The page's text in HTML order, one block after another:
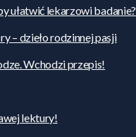
ułatwić lekarzowi badanie?
– dzieło rodzinnej pasji
Wchodzi przepis!
lektury!